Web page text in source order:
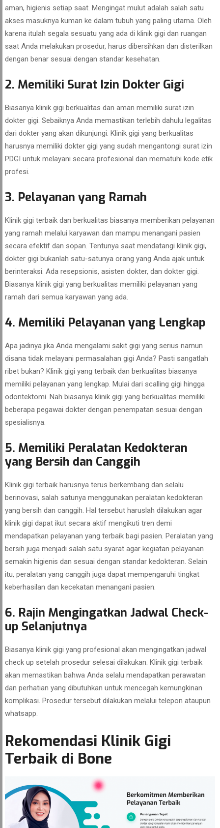
aman, higienis setiap saat. Mengingat mulut adalah salah satu
akses masuknya kuman ke dalam tubuh yang paling utama. Oleh
karena itulah segala sesuatu yang ada di klinik gigi dan ruangan
saat Anda melakukan prosedur, harus dibersihkan dan disterilkan
dengan benar sesuai dengan standar kesehatan.
2. Memiliki Surat Izin Dokter Gigi
Biasanya klinik gigi berkualitas dan aman memiliki surat izin
dokter gigi. Sebaiknya Anda memastikan terlebih dahulu legalitas
dari dokter yang akan dikunjungi. Klinik gigi yang berkualitas
harusnya memiliki dokter gigi yang sudah mengantongi surat izin
PDGI untuk melayani secara profesional dan mematuhi kode etik
profesi.
3. Pelayanan yang Ramah
Klinik gigi terbaik dan berkualitas biasanya memberikan pelayanan
yang ramah melalui karyawan dan mampu menangani pasien
secara efektif dan sopan. Tentunya saat mendatangi klinik gigi,
dokter gigi bukanlah satu-satunya orang yang Anda ajak untuk
berinteraksi. Ada resepsionis, asisten dokter, dan dokter gigi.
Biasanya klinik gigi yang berkualitas memiliki pelayanan yang
ramah dari semua karyawan yang ada.
4. Memiliki Pelayanan yang Lengkap
Apa jadinya jika Anda mengalami sakit gigi yang serius namun
disana tidak melayani permasalahan gigi Anda? Pasti sangatlah
ribet bukan? Klinik gigi yang terbaik dan berkualitas biasanya
memiliki pelayanan yang lengkap. Mulai dari scalling gigi hingga
odontektomi. Nah biasanya klinik gigi yang berkualitas memiliki
beberapa pegawai dokter dengan penempatan sesuai dengan
spesialisnya.
5. Memiliki Peralatan Kedokteran
yang Bersih dan Canggih
Klinik gigi terbaik harusnya terus berkembang dan selalu
berinovasi, salah satunya menggunakan peralatan kedokteran
yang bersih dan canggih. Hal tersebut haruslah dilakukan agar
klinik gigi dapat ikut secara aktif mengikuti tren demi
mendapatkan pelayanan yang terbaik bagi pasien. Peralatan yang
bersih juga menjadi salah satu syarat agar kegiatan pelayanan
semakin higienis dan sesuai dengan standar kedokteran. Selain
itu, peralatan yang canggih juga dapat mempengaruhi tingkat
keberhasilan dan kecekatan menangani pasien.
6. Rajin Mengingatkan Jadwal Check-
up Selanjutnya
Biasanya klinik gigi yang profesional akan mengingatkan jadwal
check up setelah prosedur selesai dilakukan. Klinik gigi terbaik
akan memastikan bahwa Anda selalu mendapatkan perawatan
dan perhatian yang dibutuhkan untuk mencegah kemungkinan
komplikasi. Prosedur tersebut dilakukan melalui telepon ataupun
whatsapp.
Rekomendasi Klinik Gigi
Terbaik di Bone